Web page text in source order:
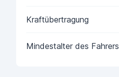
Kraftübertragung
Mindestalter des Fahrers